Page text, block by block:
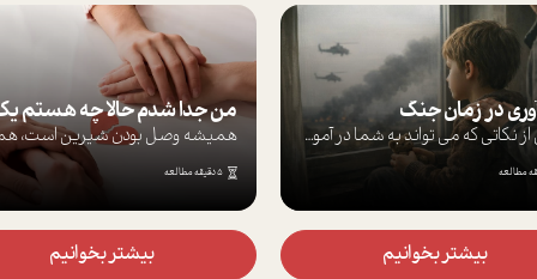
در زمان جنگ
برخی از نکاتی که می تواند به شما در آموز...
بیشتر بخوانیم
5 دقیقه مطالعه
بیشتر بخوانیم